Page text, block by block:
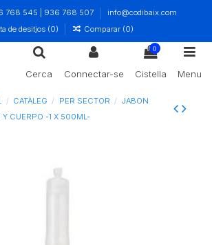
768 545 | 936 768 507
info@codibaix.com
de desitjos (0) Comparar (0)
Cerca Connectar-se
0
Cistella Menu
CATÀLEG PER SECTOR
JABON
Y CUERPO -1 X 500ML-